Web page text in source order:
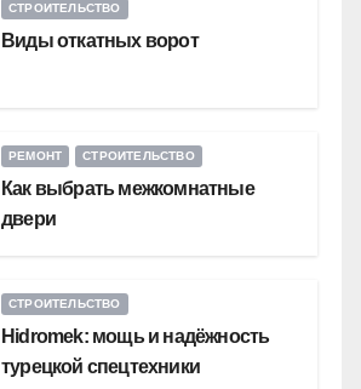
СТРОИТЕЛЬСТВО
Виды откатных ворот
РЕМОНТ СТРОИТЕЛЬСТВО
Как выбрать межкомнатные
двери
СТРОИТЕЛЬСТВО
Hidromek: мощь и надёжность
турецкой спецтехники